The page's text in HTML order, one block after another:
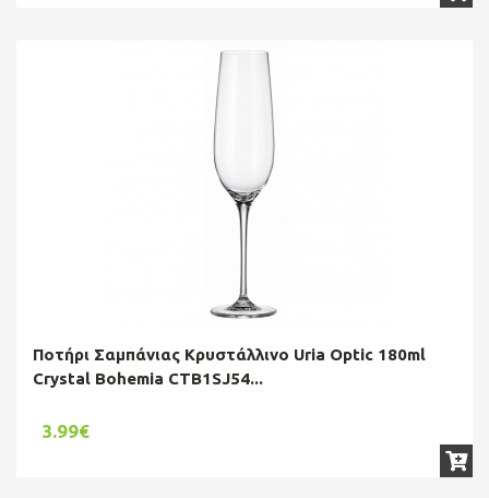
Ποτήρι Σαμπάνιας Κρυστάλλινο Uria Optic 180ml
Crystal Bohemia CTB1SJ54...
3.99€